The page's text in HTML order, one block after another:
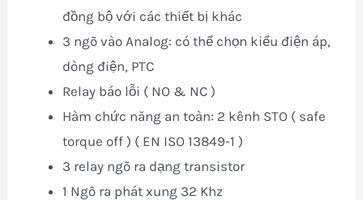
đồng bộ với các thiết bị khác
3 ngõ vào Analog: có thể chọn kiểu điện áp,
dòng điện, PTC
Relay báo lỗi ( NO & NC )
Hàm chức năng an toàn: 2 kênh STO ( safe
torque off ) ( EN ISO 13849-1 )
3 relay ngõ ra dạng transistor
1 Ngõ ra phát xung 32 Khz